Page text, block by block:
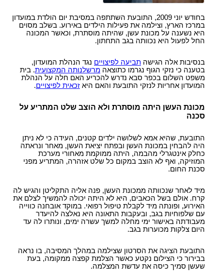
חוק הפיצויים לנפגעי תאונות דרכים
עורך דין תאונת דרכים, עברת תאונה? נשאר לבחור
עו"ד
תכופים)
חוק נפגעי תאונות דרכים (סיוע לבני משפחה)
ייעוץ - עורכי דין
שאלות ותשובות - נזקי גוף
תביעת פיצויים - דוגמאות
עו"ד?
רשלנות רפואית - ניתוחים
רשלנות רפואית - אבחון לקוי
תביעת רשלנות רפואית - הריון, לידה
שיתוק מוחין, פיגור שכלי, תביעת רשלנות רפואית
זכויות החולה- על הזכויות שלנו בתחום הבריאות
ס` 35-36 לחוק הנזיקין
תיעוד חומר רפואי - רשלנות רפואית
חוק זכויות החולה
הקשר בין מחלת הסוכרת לשרות הצבאי
קצין תגמולים - בקשה לעיון נוסף
קצין תגמולים דחה את תביעתך?
קביעת אחוזי נכות לנפגעי משרד הביטחון - תקנות
נפגעי פעולות איבה - טרור
הלם קרב
קצין תגמולים- מידע משפטי ומדריך להגשת תביעה
מאגר חוקים| דיני צבא
נכי צה"ל - דוגמאות לתביעות נכות
עורכי דין מייעצים- משרד הביטחון, צבא
קטעי עיתונות
הנכים?
תביעות תלמידים - תאונות ילדים
תאונות אופניים
תאונות אופנוע - רכב דו גלגלי
לפרשנות חישוב הפיצוי
פגיעות ברחוב - תאונה בשטח ציבורי
חיה מועדת - נשיכת כלב
זכויות נפגעי עבירה| קורבנות משפט פלילי ועבירות
חוק פיצוי לנפגעי פוליו, התשס"ז-2007
בדיקת החזרי מס
דואר אלקטרוני, חוק הספאם ודואר זבל, עד מתי?
דירוג עורכי דין - פרסום עורכי דין בחינם באינטרנט !
מומחה רפואי - מה תפקידו ?
בחודש יוני 2009, התובעת השתתפה במסיבת יום הולדת במועדון
במרכז הארץ, וצילמה את פעילות הילדים באירוע. בשלב מסוים
היא נשענה על מכונת עשן, שהיתה מוסתרת, וכאשר המכונה
החל לפעול היא נכוותה בגב התחתון.
בנסיבות אלה הגישה תביעה לפיצויים נגד הנהלת המועדון,
בטענה כי נזקי הגוף נגרמו כתוצאה מרשלנותה המקצועית. בית
משפט השלום בכפר סבא נדרש להכריע האם חלה על הנהלת
המועדון אחריות לנזקי התובעת והאם היא זכאית לפיצויים.
מכונת העשן היתה מוסתרת ולא הוצב שלט המתריע על
סכנה
התובעת, שהיא אמא לשלושה ילדים קטנים, העידה כי לא ניתן
היה להבחין במכונת העשן ובפתח יציאת העשן, מאחר ונראתה
כחלק אינטגרלי מהבמה, היתה ממוקמת מאחורי מערכת
המוזיקה, ואף לא הוצב במקום כל שלט אזהרה, המתריע מפני
סכנת החום.
מיד לאחר שנכוותה ממכונת העשן, פנה אליה התקליטן והגיש לה
קרח. אולם בשל הכאבים, היא לא היתה יכולה להמשיך לצלם את
האירוע, ופונתה מיד לקבלת טיפול רפואי. במוקד אובחנה כווייה
עם שלפוחיות בגב, ובעקבות התאונה היא נאלצה להיעדר
מעבודתה באישור ימי מחלה למשך עשרה ימים, ונותרו לה עד
היום צלקות מכוערות בגב.
התובעת הציגה את הסרטון שצילמה במהלך המסיבה, בו נראה
בבירור כי הצילום נקטע כאשר הצלמת קפצה ממקומה, בעת
שעשן סמיך כיסה את עדשת המצלמה.